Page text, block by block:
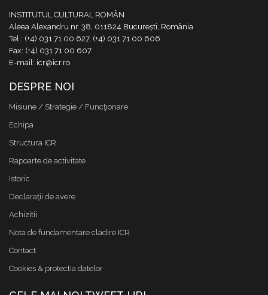
INSTITUTUL CULTURAL ROMÂN
Aleea Alexandru nr. 38, 011824 București, România
Tel.: (+4) 031 71 00 627, (+4) 031 71 00 606
Fax: (+4) 031 71 00 607
E-mail: icr@icr.ro
DESPRE NOI
Misiune / Strategie / Funcţionare
Echipa
Structura ICR
Rapoarte de activitate
Istoric
Declaraţii de avere
Achizitii
Nota de fundamentare cladire ICR
Contact
Cookies & protectia datelor